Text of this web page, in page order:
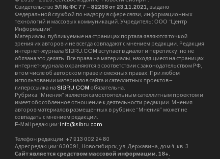
безопасности есть наилучший способ
законного отклонения от норм.
СТУ включает:
требуемые условия к морфо-, гидро-,
аэрогидрометрическим работам;
подробнейшее отображение
геометрических характеристик дороги;
систему тех. ограничений;
сведения о качестве и состоянии земли;